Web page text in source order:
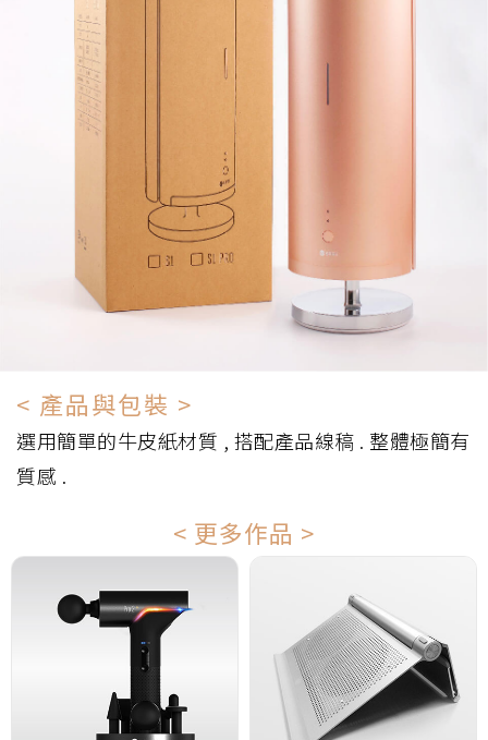
< 產品與包裝 >
選用簡單的牛皮紙材質 , 搭配產品線稿 . 整體極簡有
質感 .
< 更多作品 >